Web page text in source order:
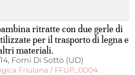
ritratte con due gerle di
per il trasporto di legna e
materiali.
Forni Di Sotto (UD)
Friulana / FFUP_0004